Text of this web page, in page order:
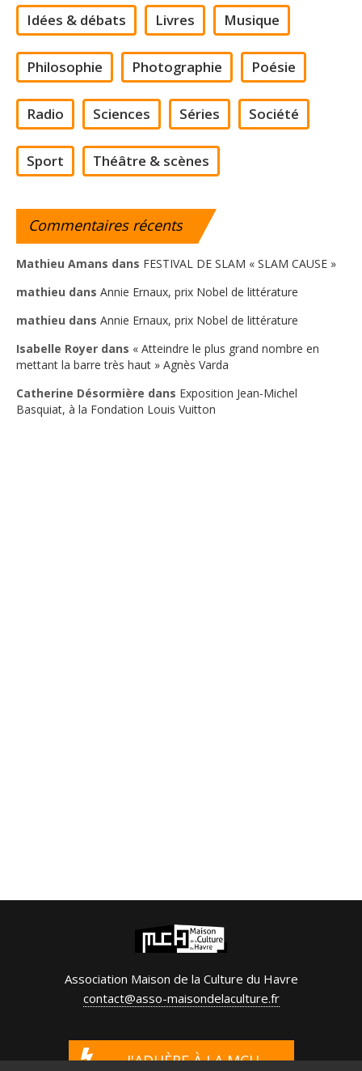
Idées & débats Livres Musique
Philosophie Photographie Poésie
Radio Sciences Séries Société
Sport Théâtre & scènes
Commentairesrécents
Mathieu Amans dans FESTIVAL DE SLAM « SLAM CAUSE »
mathieu dans Annie Ernaux, prix Nobel de littérature
mathieu dans Annie Ernaux, prix Nobel de littérature
Isabelle Royer dans « Atteindre le plus grand nombre en
mettant la barre très haut » Agnès Varda
Catherine Désormière dans Exposition Jean-Michel
Basquiat, à la Fondation Louis Vuitton
Association Maison de la Culture du Havre
contact@asso-maisondelaculture.fr
J'ADHÈRE À LA MCH